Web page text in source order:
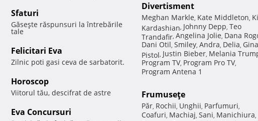
Sfaturi
Găseşte răspunsuri la întrebările
tale
Felicitari Eva
Zilnic poti gasi ceva de sarbatorit.
Horoscop
Viitorul tău, descifrat de astre
Eva Concursuri
Divertisment
Meghan Markle, Kate Middleton,
Kardashian, Johnny Depp, Teo
Trandafir, Angelina Jolie, Dana
Dani Otil, Smiley, Andra, Delia, Gina
Pistol, Justin Bieber, Melania
Program TV, Program Pro TV,
Program Antena 1
Frumuseţe
Păr, Rochii, Unghii, Parfumuri,
Coafuri, Machiaj, Sani, Manichiura,